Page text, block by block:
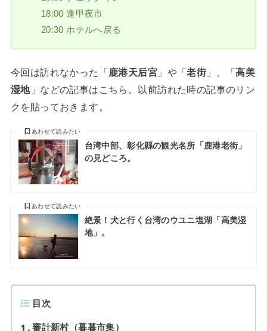
18:00 逢甲夜市
20:30 ホテルへ戻る
今回は訪れなかった「鹿港天后宮 」や「老街」、「高美
湿地」などの記事はこちら。以前訪れた時の記事のリン
クを貼っておきます。
台湾中部、彰化縣の観光名所「鹿港老街」
の見どころ。
あわせて読みたい
絶景！犬と行く台湾のウユニ塩湖「高美湿
地」。
あわせて読みたい
目次
1 審計新村（暮暮市集）